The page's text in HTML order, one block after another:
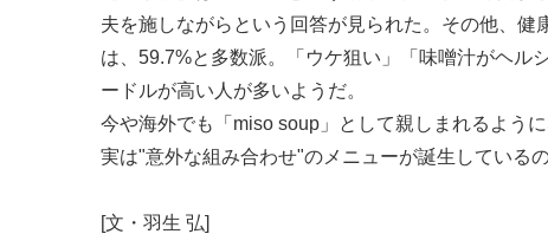
夫を施しながらという回答が見られた。その他、健
は、59.7%と多数派。「ウケ狙い」「味噌汁がヘル
ードルが高い人が多いようだ。
今や海外でも「miso soup」として親しまれるよう
実は"意外な組み合わせ"のメニューが誕生している
[文・羽生 弘]